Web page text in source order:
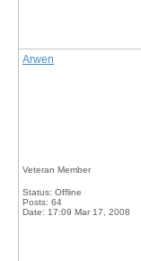
Arwen
Veteran Member
Status: Offline
Posts: 64
Date: 17:09 Mar 17, 2008